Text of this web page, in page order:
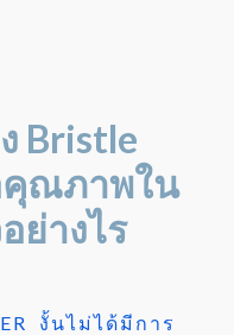
Bristle
คุณภาพใน
ย่างไร
งั้นไม่ได้มีการ